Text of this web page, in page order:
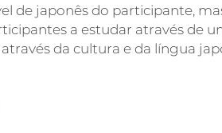
de japonês do participante,
a estudar através de
da cultura e da língua